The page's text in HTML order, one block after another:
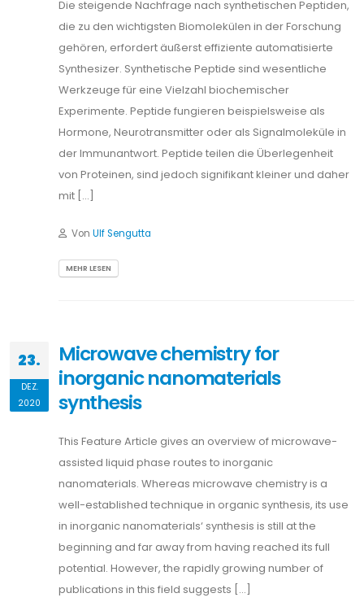
Die steigende Nachfrage nach synthetischen Peptiden,
die zu den wichtigsten Biomolekülen in der Forschung
gehören, erfordert äußerst effiziente automatisierte
Synthesizer. Synthetische Peptide sind wesentliche
Werkzeuge für eine Vielzahl biochemischer
Experimente. Peptide fungieren beispielsweise als
Hormone, Neurotransmitter oder als Signalmoleküle in
der Immunantwort. Peptide teilen die Überlegenheit
von Proteinen, sind jedoch signifikant kleiner und daher
mit […]
Von Ulf Sengutta
MEHR LESEN
23.
DEZ.
2020
Microwave chemistry for
inorganic nanomaterials
synthesis
This Feature Article gives an overview of microwave-
assisted liquid phase routes to inorganic
nanomaterials. Whereas microwave chemistry is a
well-established technique in organic synthesis, its use
in inorganic nanomaterials‘ synthesis is still at the
beginning and far away from having reached its full
potential. However, the rapidly growing number of
publications in this field suggests […]